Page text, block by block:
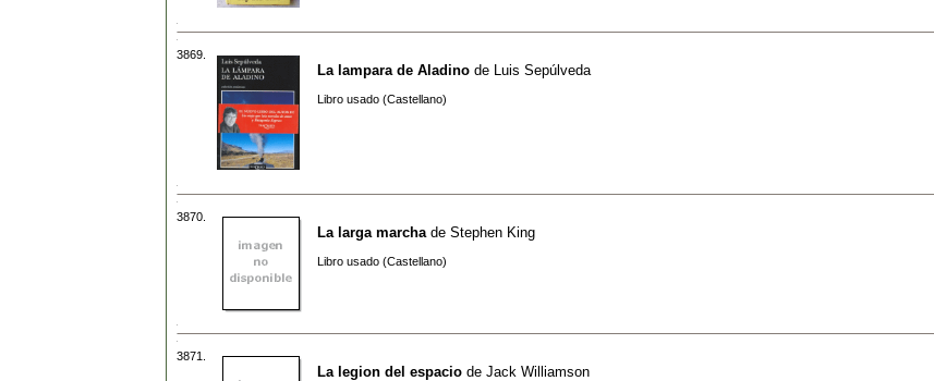
3869.
La lampara de Aladino de Luis Sepúlveda
Libro usado (Castellano)
3870.
La larga marcha de Stephen King
Libro usado (Castellano)
3871.
La legion del espacio de Jack Williamson